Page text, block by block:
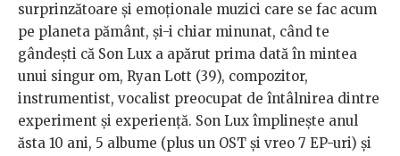
surprinzătoare și emoționale muzici care se fac acum
pe planeta pământ, și-i chiar minunat, când te
gândești că Son Lux a apărut prima dată în mintea
unui singur om, Ryan Lott (39), compozitor,
instrumentist, vocalist preocupat de întâlnirea dintre
experiment și experiență. Son Lux împlinește anul
ăsta 10 ani, 5 albume (plus un OST și vreo 7 EP-uri) și